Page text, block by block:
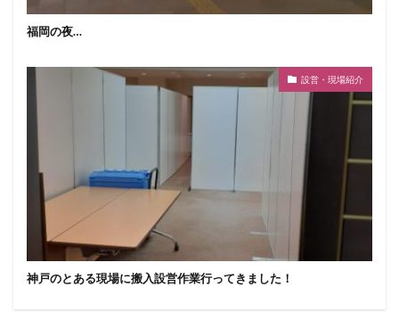
福岡の夜…
設営・現場紹介
神戸のとある現場に搬入設営作業行ってきました！